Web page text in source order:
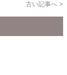
古い記事へ >